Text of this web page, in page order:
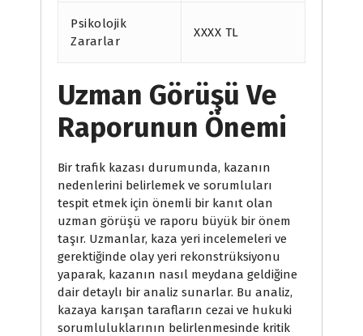
Psikolojik
Zararlar
XXXX TL
Uzman Görüşü Ve
Raporunun Önemi
Bir trafik kazası durumunda, kazanın
nedenlerini belirlemek ve sorumluları
tespit etmek için önemli bir kanıt olan
uzman görüşü ve raporu büyük bir önem
taşır. Uzmanlar, kaza yeri incelemeleri ve
gerektiğinde olay yeri rekonstrüksiyonu
yaparak, kazanın nasıl meydana geldiğine
dair detaylı bir analiz sunarlar. Bu analiz,
kazaya karışan tarafların cezai ve hukuki
sorumluluklarının belirlenmesinde kritik